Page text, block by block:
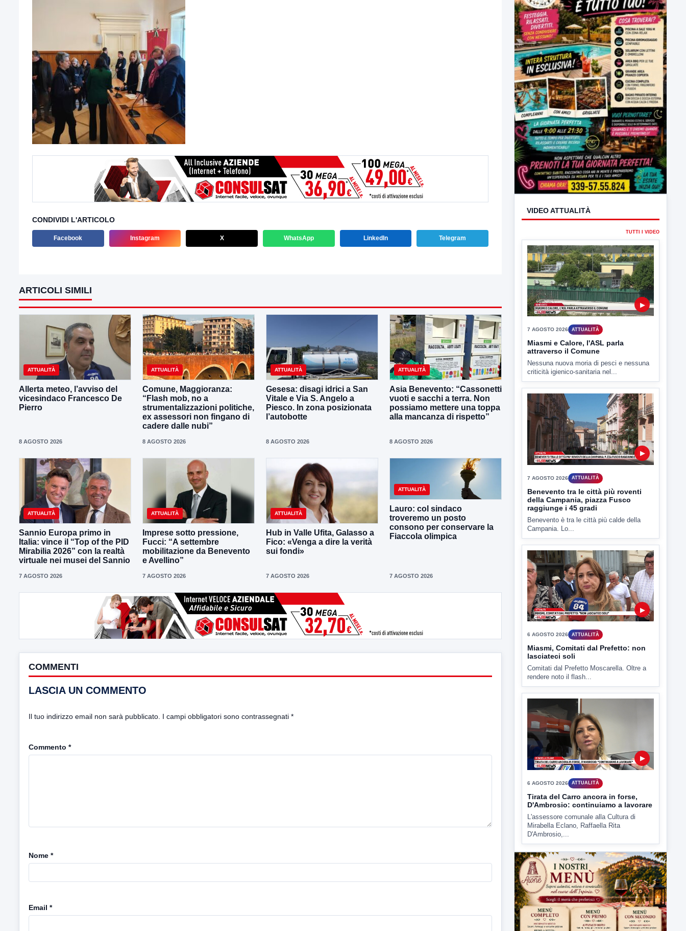
CONDIVIDI L'ARTICOLO
Facebook Instagram X WhatsApp LinkedIn Telegram
ARTICOLI SIMILI
ATTUALITÀ
Allerta meteo, l’avviso del
vicesindaco Francesco De
Pierro
8 AGOSTO 2026
ATTUALITÀ
Comune, Maggioranza:
“Flash mob, no a
strumentalizzazioni politiche,
ex assessori non fingano di
cadere dalle nubi”
8 AGOSTO 2026
ATTUALITÀ
Gesesa: disagi idrici a San
Vitale e Via S. Angelo a
Piesco. In zona posizionata
l’autobotte
8 AGOSTO 2026
ATTUALITÀ
Asia Benevento: “Cassonetti
vuoti e sacchi a terra. Non
possiamo mettere una toppa
alla mancanza di rispetto”
8 AGOSTO 2026
ATTUALITÀ
Sannio Europa primo in
Italia: vince il “Top of the PID
Mirabilia 2026” con la realtà
virtuale nei musei del Sannio
7 AGOSTO 2026
ATTUALITÀ
Imprese sotto pressione,
Fucci: “A settembre
mobilitazione da Benevento
e Avellino”
7 AGOSTO 2026
ATTUALITÀ
Hub in Valle Ufita, Galasso a
Fico: «Venga a dire la verità
sui fondi»
7 AGOSTO 2026
ATTUALITÀ
Lauro: col sindaco
troveremo un posto
consono per conservare la
Fiaccola olimpica
7 AGOSTO 2026
COMMENTI
LASCIA UN COMMENTO
Il tuo indirizzo email non sarà pubblicato. I campi obbligatori sono contrassegnati *
Commento *
Nome *
Email *
VIDEO ATTUALITÀ
TUTTI I VIDEO
▶
7 AGOSTO 2026 ATTUALITÀ
Miasmi e Calore, l'ASL parla
attraverso il Comune
Nessuna nuova moria di pesci e nessuna
criticità igienico-sanitaria nel...
▶
7 AGOSTO 2026 ATTUALITÀ
Benevento tra le città più roventi
della Campania, piazza Fusco
raggiunge i 45 gradi
Benevento è tra le città più calde della
Campania. Lo...
▶
6 AGOSTO 2026 ATTUALITÀ
Miasmi, Comitati dal Prefetto: non
lasciateci soli
Comitati dal Prefetto Moscarella. Oltre a
rendere noto il flash...
▶
6 AGOSTO 2026 ATTUALITÀ
Tirata del Carro ancora in forse,
D'Ambrosio: continuiamo a lavorare
L'assessore comunale alla Cultura di
Mirabella Eclano, Raffaella Rita
D'Ambrosio,...